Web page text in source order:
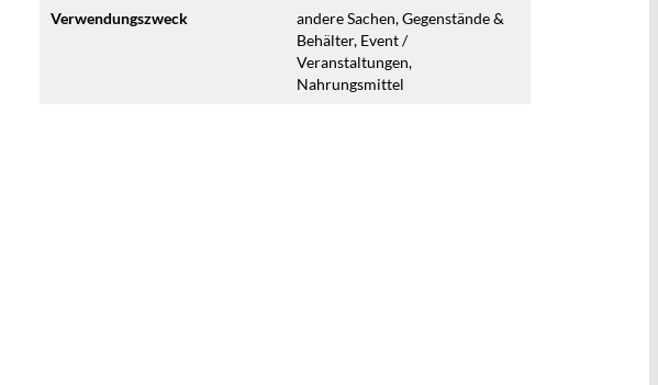
Verwendungszweck
andere Sachen, Gegenstände &
Behälter, Event /
Veranstaltungen,
Nahrungsmittel